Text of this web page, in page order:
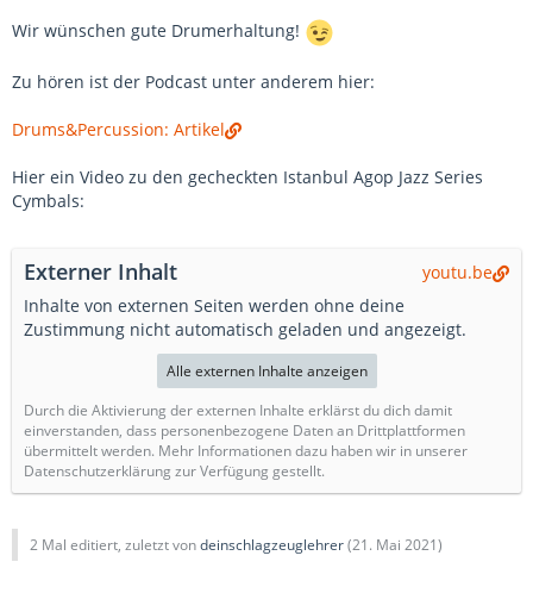
Wir wünschen gute Drumerhaltung!
Zu hören ist der Podcast unter anderem hier:
Drums&Percussion: Artikel
Hier ein Video zu den gecheckten Istanbul Agop Jazz Series
Cymbals:
Externer Inhalt
youtu.be
Inhalte von externen Seiten werden ohne deine
Zustimmung nicht automatisch geladen und angezeigt.
Alle externen Inhalte anzeigen
Durch die Aktivierung der externen Inhalte erklärst du dich damit
einverstanden, dass personenbezogene Daten an Drittplattformen
übermittelt werden. Mehr Informationen dazu haben wir in unserer
Datenschutzerklärung zur Verfügung gestellt.
2 Mal editiert, zuletzt vondeinschlagzeuglehrer(21. Mai 2021)